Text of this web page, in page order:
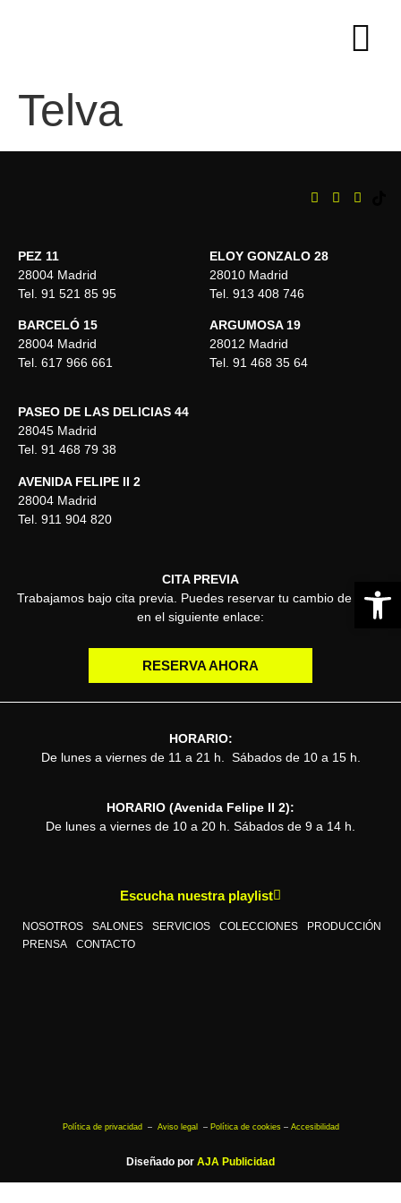
Telva
PEZ 11
28004 Madrid
Tel. 91 521 85 95
BARCELÓ 15
28004 Madrid
Tel. 617 966 661
ELOY GONZALO 28
28010 Madrid
Tel. 913 408 746
ARGUMOSA 19
28012 Madrid
Tel. 91 468 35 64
PASEO DE LAS DELICIAS 44
28045 Madrid
Tel. 91 468 79 38
AVENIDA FELIPE II 2
28004 Madrid
Tel. 911 904 820
CITA PREVIA
Trabajamos bajo cita previa. Puedes reservar tu cambio de estilo
en el siguiente enlace:
RESERVA AHORA
HORARIO:
De lunes a viernes de 11 a 21 h. Sábados de 10 a 15 h.
HORARIO (Avenida Felipe II 2):
De lunes a viernes de 10 a 20 h. Sábados de 9 a 14 h.
Escucha nuestra playlist
NOSOTROS SALONES SERVICIOS COLECCIONES
PRODUCCIÓN
PRENSA
CONTACTO
Política de privacidad – Aviso legal – Política de cookies– Accesibilidad
Diseñado por AJA Publicidad
Abrir